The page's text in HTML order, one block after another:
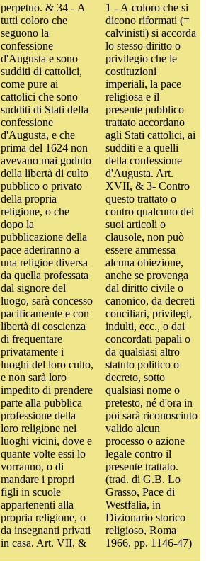
perpetuo. & 34 - A
1 - A coloro che si
1966, pp. 1146-47)